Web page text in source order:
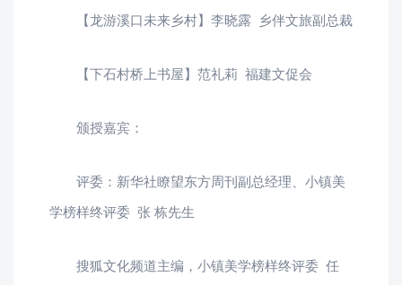
【龙游溪口未来乡村】李晓露 乡伴文旅副总裁
【下石村桥上书屋】范礼莉 福建文促会
颁授嘉宾：
评委：新华社瞭望东方周刊副总经理、小镇美
学榜样终评委 张 栋先生
搜狐文化频道主编，小镇美学榜样终评委 任